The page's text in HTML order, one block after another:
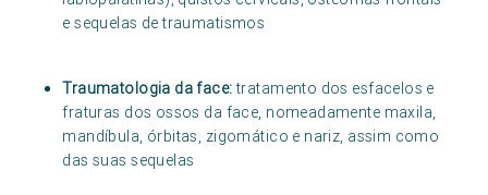
e sequelas de traumatismos
Traumatologia da face:tratamento dos esfacelos e
fraturas dos ossos da face, nomeadamente maxila,
mandíbula, órbitas, zigomático e nariz, assim como
das suas sequelas